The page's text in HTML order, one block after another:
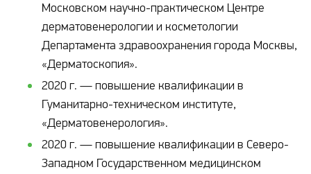
Московском научно-практическом Центре
дерматовенерологии и косметологии
Департамента здравоохранения города Москвы,
«Дерматоскопия».
2020 г. — повышение квалификации в
Гуманитарно-техническом институте,
«Дерматовенерология».
2020 г. — повышение квалификации в Северо-
Западном Государственном медицинском